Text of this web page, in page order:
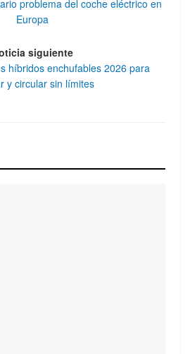
problema del coche eléctrico en
Europa
siguiente
híbridos enchufables 2026 para
y circular sin límites